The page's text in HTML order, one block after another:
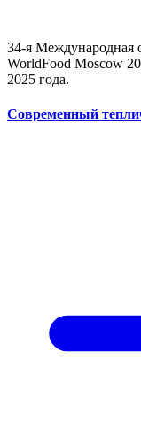
34-я Международная
WorldFood Moscow
2025 года.
Современный